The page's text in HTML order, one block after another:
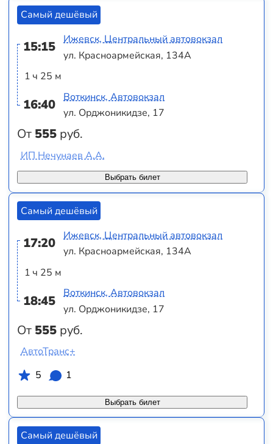
Самый дешёвый
15:15
1 ч 25 м
16:40
От 555 руб.
Ижевск, Центральный автовокзал
ул. Красноармейская, 134А
Воткинск, Автовокзал
ул. Орджоникидзе, 17
Выбрать билет
ИП Нечунаев А.А.
Самый дешёвый
17:20
1 ч 25 м
18:45
От 555 руб.
Ижевск, Центральный автовокзал
ул. Красноармейская, 134А
Воткинск, Автовокзал
ул. Орджоникидзе, 17
Выбрать билет
АвтоТранс+
5
1
Самый дешёвый